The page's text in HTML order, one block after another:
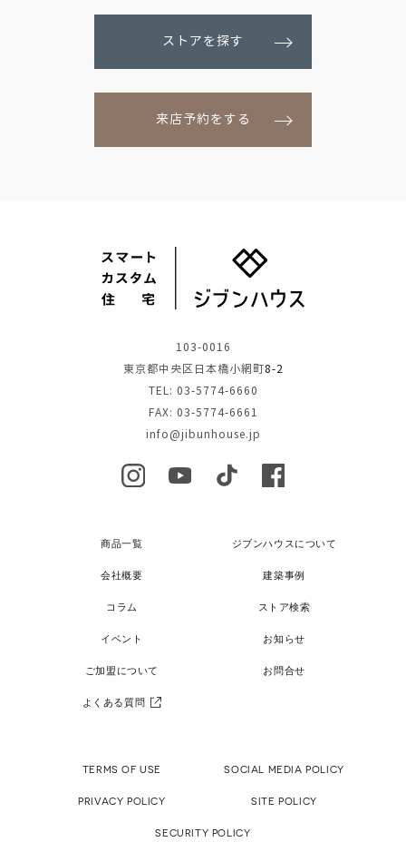
ストアを探す
来店予約をする
103-0016
東京都中央区日本橋小網町8-2
TEL: 03-5774-6660
FAX: 03-5774-6661
info@jibunhouse.jp
商品一覧 ジブンハウスについて
会社概要 建築事例
コラム ストア検索
イベント お知らせ
ご加盟について お問合せ
よくある質問
TERMS OF USE SOCIAL MEDIA POLICY
PRIVACY POLICY SITE POLICY
SECURITY POLICY